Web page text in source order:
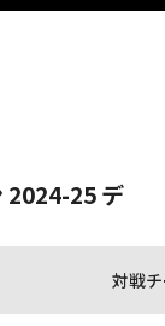
2024-25 デ
対戦